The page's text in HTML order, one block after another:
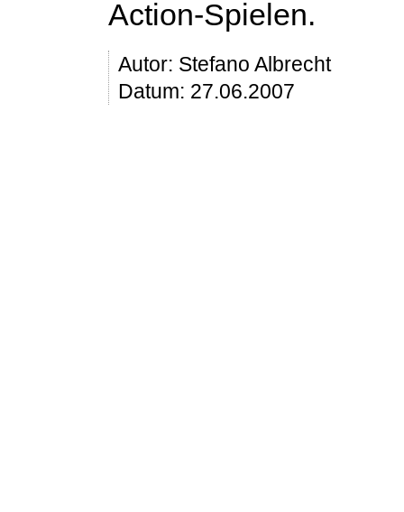
Action-Spielen.
Autor: Stefano Albrecht
Datum: 27.06.2007